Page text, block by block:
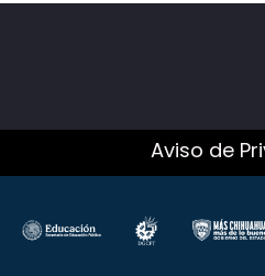
Aviso de